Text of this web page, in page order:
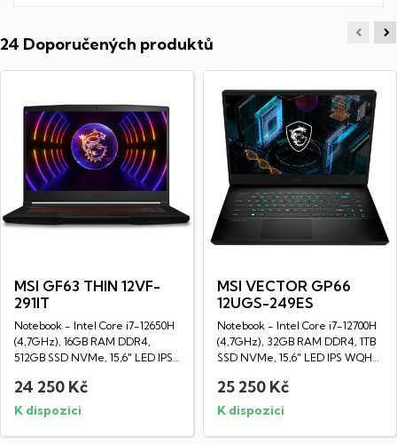
24 Doporučených produktů
MSI GF63 THIN 12VF-
291IT
Notebook - Intel Core i7-12650H
(4,7GHz), 16GB RAM DDR4,
512GB SSD NVMe, 15,6" LED IPS
24 250 Kč
K dispozici
MSI VECTOR GP66
12UGS-249ES
Notebook - Intel Core i7-12700H
(4,7GHz), 32GB RAM DDR4, 1TB
SSD NVMe, 15,6" LED IPS WQHD
25 250 Kč
K dispozici